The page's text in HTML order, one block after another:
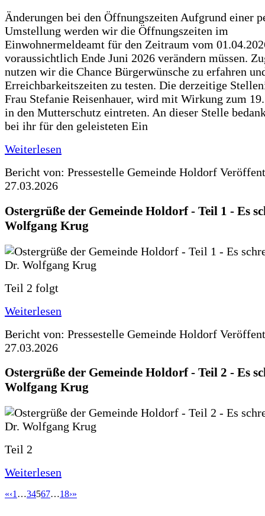
Änderungen bei den Öffnungszeiten Aufgrund einer
Umstellung werden wir die Öffnungszeiten im
Einwohnermeldeamt für den Zeitraum vom
voraussichtlich Ende Juni 2026 verändern müssen.
nutzen wir die Chance Bürgerwünsche zu erfahren
Erreichbarkeitszeiten zu testen. Die derzeitige
Frau Stefanie Reisenhauer, wird mit Wirkung zum
in den Mutterschutz eintreten. An dieser Stelle
bei ihr für den geleisteten Ein
Weiterlesen
Bericht von: Pressestelle Gemeinde Holdorf
27.03.2026
Ostergrüße der Gemeinde Holdorf - Teil 1 - Es
Wolfgang Krug
Teil 2 folgt
Weiterlesen
Bericht von: Pressestelle Gemeinde Holdorf
27.03.2026
Ostergrüße der Gemeinde Holdorf - Teil 2 - Es
Wolfgang Krug
Teil 2
Weiterlesen
«‹1 …34567…18›»